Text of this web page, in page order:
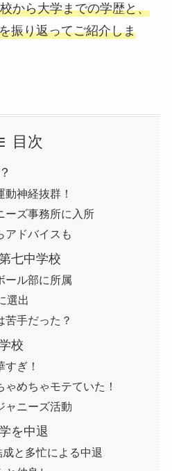
から大学までの学歴と、
振り返ってご紹介しま
目次
神経抜群！
ーズ事務所に入所
アドバイスも
七中学校
ール部に所属
選出
苦手だった？
校
ぎ！
ゃめちゃモテていた！
ャニーズ活動
を中退
と多忙による中退